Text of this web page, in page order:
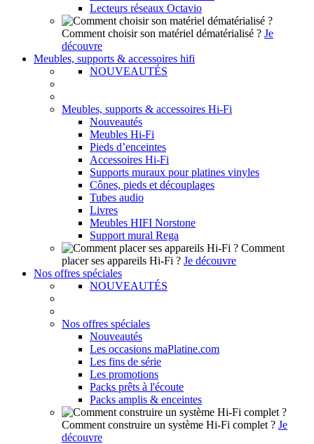
Lecteurs réseaux Octavio
Comment choisir son matériel dématérialisé ? Je
découvre
Meubles, supports & accessoires hifi
NOUVEAUTÉS
Meubles, supports & accessoires Hi-Fi
Nouveautés
Meubles Hi-Fi
Pieds d’enceintes
Accessoires Hi-Fi
Supports muraux pour platines vinyles
Cônes, pieds et découplages
Tubes audio
Livres
Meubles HIFI Norstone
Support mural Rega
Comment
placer ses appareils Hi-Fi ? Je découvre
Nos offres spéciales
NOUVEAUTÉS
Nos offres spéciales
Nouveautés
Les occasions maPlatine.com
Les fins de série
Les promotions
Packs prêts à l'écoute
Packs amplis & enceintes
Comment construire un système Hi-Fi complet ? Je
découvre